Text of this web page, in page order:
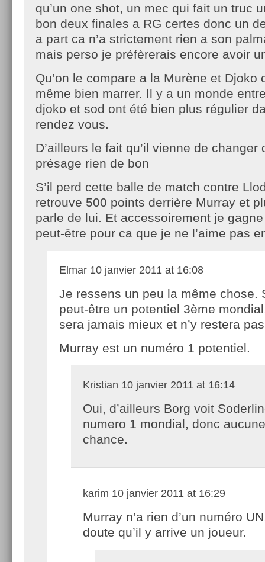
qu’un one shot, un mec qui fait un truc
bon deux finales a RG certes donc un
a part ca n’a strictement rien a son
mais perso je préfèrerais encore avoir
Qu’on le compare a la Murène et Djoko
même bien marrer. Il y a un monde
djoko et sod ont été bien plus régulier
rendez vous.
D’ailleurs le fait qu’il vienne de changer
présage rien de bon
S’il perd cette balle de match contre
retrouve 500 points derrière Murray et
parle de lui. Et accessoirement je
peut-être pour ca que je ne l’aime pas
Elmar 10 janvier 2011 at 16:08
Je ressens un peu la même chose.
peut-être un potentiel 3ème
sera jamais mieux et n’y restera
Murray est un numéro 1 potentiel.
Kristian 10 janvier 2011 at 16:14
Oui, d’ailleurs Borg voit
numero 1 mondial, donc aucune
chance.
karim 10 janvier 2011 at 16:29
Murray n’a rien d’un numéro
doute qu’il y arrive un joueur.